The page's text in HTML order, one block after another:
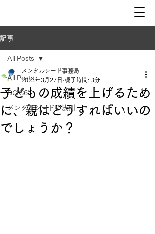
記事
All Posts
DCIG6
メンタルシードの法則
All Posts
子どもの成績を上げるため
に、親はどうすればいいの
でしょうか？
メンタルシード事務局
2023年3月27日 読了時間: 3分